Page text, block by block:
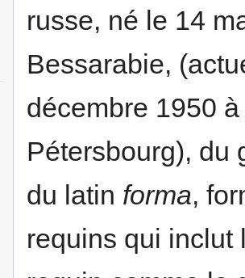
russe, né le 14
Bessarabie,
décembre 1950
Pétersbourg), du
du latin forma,
requins qui inclut